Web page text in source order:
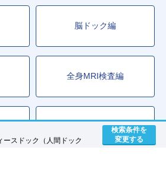
ースドック（人間ドック
検索条件を
変更する
脳ドック編
全身MRI検査編
編 レディースドック編